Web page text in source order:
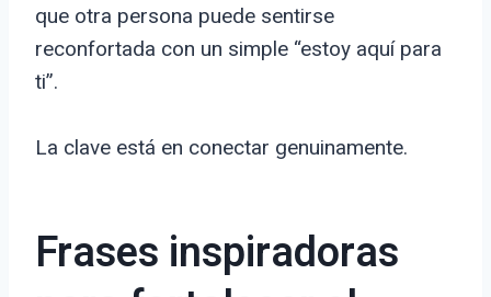
que otra persona puede sentirse
reconfortada con un simple “estoy aquí para
ti”.
La clave está en conectar genuinamente.
Frases inspiradoras